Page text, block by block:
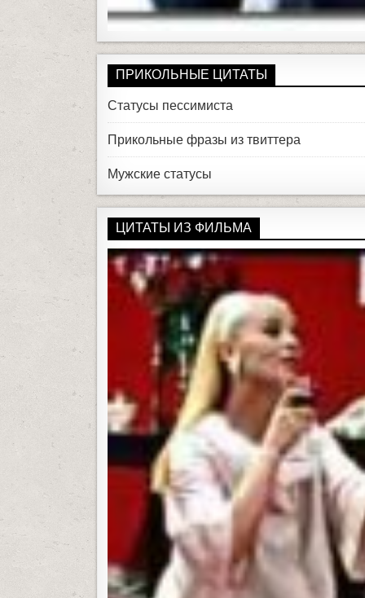
ПРИКОЛЬНЫЕ ЦИТАТЫ
Статусы пессимиста
Прикольные фразы из твиттера
Мужские статусы
ЦИТАТЫ ИЗ ФИЛЬМА